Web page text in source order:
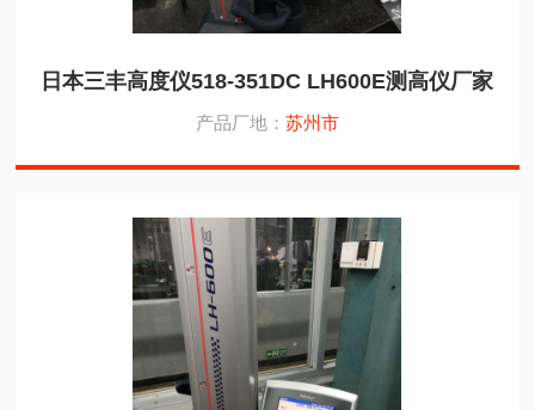
日本三丰高度仪518-351DC LH600E测高仪厂家
产品厂地： 苏州市